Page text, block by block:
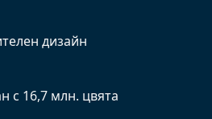
дизайн
с 16,7 млн. цвята